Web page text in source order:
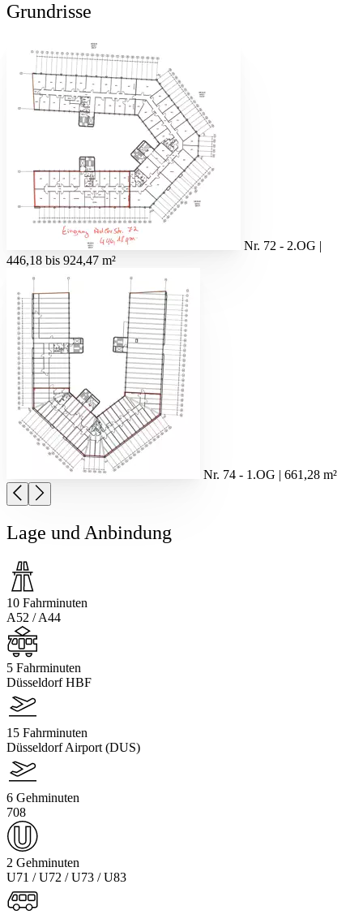
Grundrisse
Nr. 72 - 2.OG |
446,18 bis 924,47 m²
Nr. 74 - 1.OG | 661,28 m²
Lage und Anbindung
10 Fahrminuten
A52 / A44
5 Fahrminuten
Düsseldorf HBF
15 Fahrminuten
Düsseldorf Airport (DUS)
6 Gehminuten
708
2 Gehminuten
U71 / U72 / U73 / U83